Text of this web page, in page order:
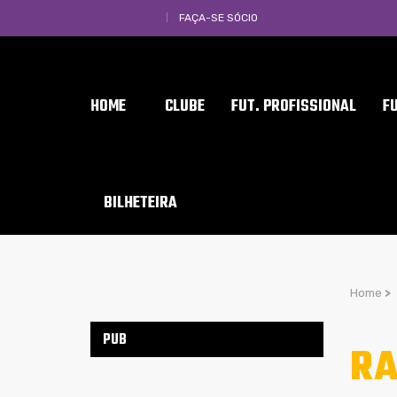
FAÇA-SE SÓCIO
HOME CLUBE FUT. PROFISSIONAL
BILHETEIRA
Home >
PUB